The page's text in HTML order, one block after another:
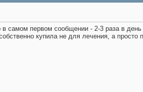
самом первом сообщении - 2-3 раза в
купила не для лечения, а